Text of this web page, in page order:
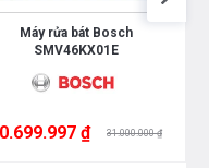
ồnMáy rửa bát Bosch
SMV46KX01E
₫ 31.000.000 ₫